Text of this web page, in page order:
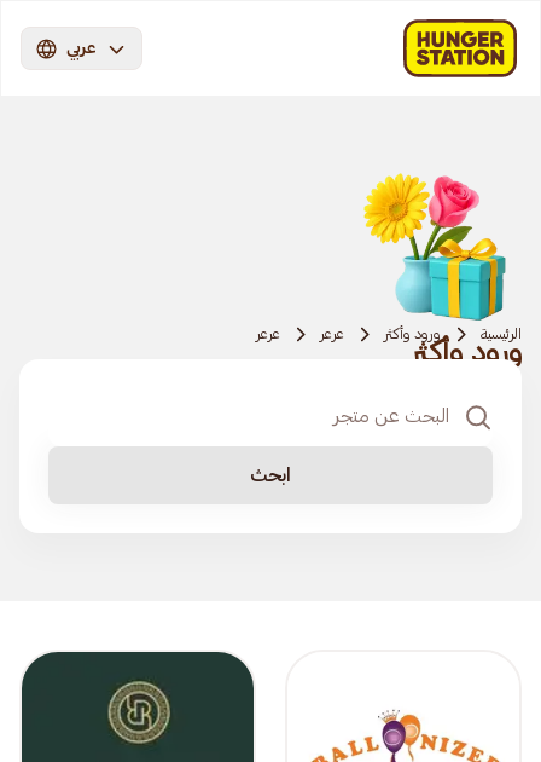
عربي
الرئيسية ورود وأكثر عرعر عرعر
ورود وأكثر
ابحث